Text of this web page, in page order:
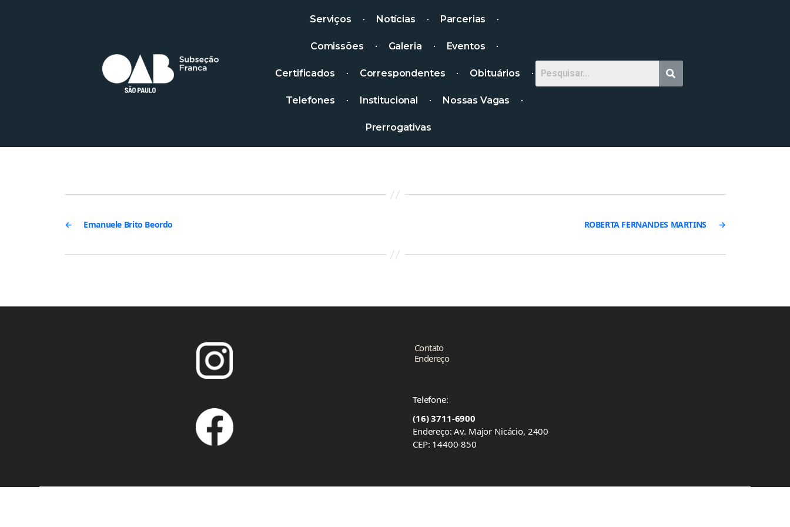
Serviços Notícias Parcerias
Comissões Galeria Eventos
Certificados Correspondentes Obituários
Telefones Institucional Nossas Vagas
Prerrogativas
← Emanuele Brito Beordo →
ROBERTA FERNANDES MARTINS
Contato
Endereço
Telefone:
(16) 3711-6900
Endereço: Av. Major Nicácio, 2400
CEP: 14400-850